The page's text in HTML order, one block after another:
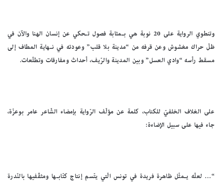
وتنطوي الرواية على 20 نوبة هي بـمثابة فصول تـحكي عن إنسان الهنا والآن في
ظلّ حراك مغشوش وعن قرفه من “مدينة بلا قلب” وعودته في نـهاية المطاف إلى
مسقط رأسه “وادي العسل” وبين المدينة والرّيف، أحداث ومفارقات وتطلّعات.
على الغلاف الخلفيّ للكتاب، كلمة عن مؤلّف الرّواية بإمضاء الشّاعر عامر بوعزّة،
جاء فيها على سبيل الإضاءة:
“… لعلّه يـمثّل ظاهرة فريدة في تونس الّتي يتّسم إنتاج كتّابـها ومثقّفيها بالنّدرة